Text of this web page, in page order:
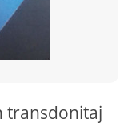
transdonitaj